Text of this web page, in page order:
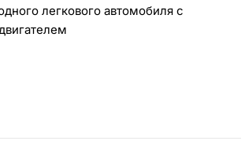
легкового автомобиля с